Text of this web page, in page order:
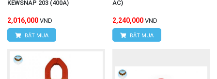
KEWSNAP 203 (400A)
2,016,000 VND
ĐẶT MUA
AC)
2,240,000 VND
ĐẶT MUA